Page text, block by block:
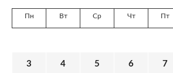
Пн Вт Ср Чт Пт
3 4 5 6 7